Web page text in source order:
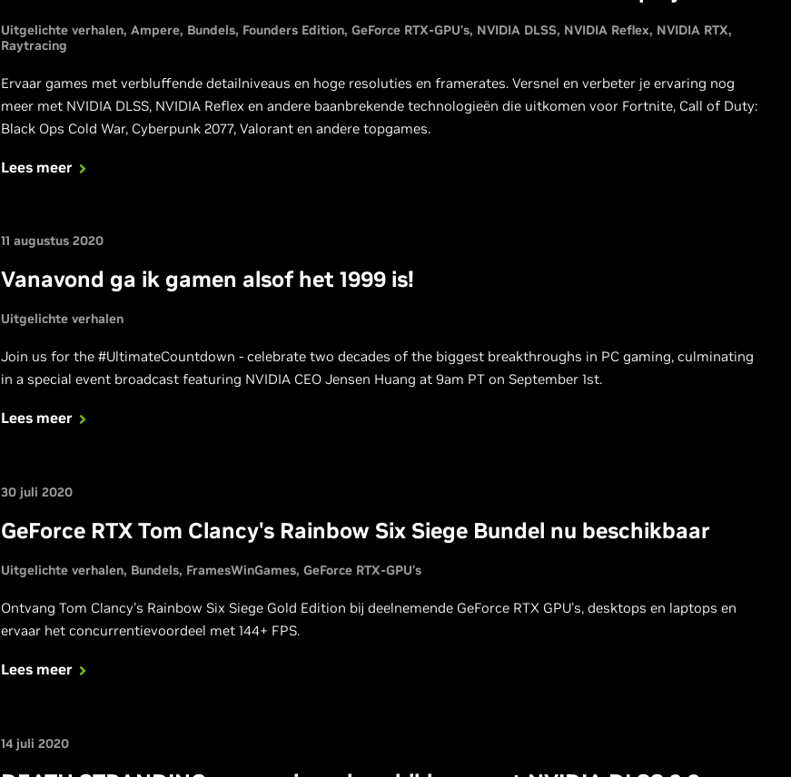
Uitgelichte verhalen Ampere Bundels Founders Edition GeForce RTX-GPU's NVIDIA DLSS NVIDIA Reflex NVIDIA RTX
Raytracing
Ervaar games met verbluffende detailniveaus en hoge resoluties en framerates. Versnel en verbeter je ervaring nog
meer met NVIDIA DLSS, NVIDIA Reflex en andere baanbrekende technologieën die uitkomen voor Fortnite, Call of Duty:
Black Ops Cold War, Cyberpunk 2077, Valorant en andere topgames.
Lees meer
11 augustus 2020
Vanavond ga ik gamen alsof het 1999 is!
Uitgelichte verhalen
Join us for the #UltimateCountdown - celebrate two decades of the biggest breakthroughs in PC gaming, culminating
in a special event broadcast featuring NVIDIA CEO Jensen Huang at 9am PT on September 1st.
Lees meer
30 juli 2020
GeForce RTX Tom Clancy's Rainbow Six Siege Bundel nu beschikbaar
Uitgelichte verhalen Bundels FramesWinGames GeForce RTX-GPU's
Ontvang Tom Clancy's Rainbow Six Siege Gold Edition bij deelnemende GeForce RTX GPU's, desktops en laptops en
ervaar het concurrentievoordeel met 144+ FPS.
Lees meer
14 juli 2020